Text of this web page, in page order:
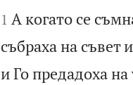


1 А когато се
събраха на съвет
и Го предадоха